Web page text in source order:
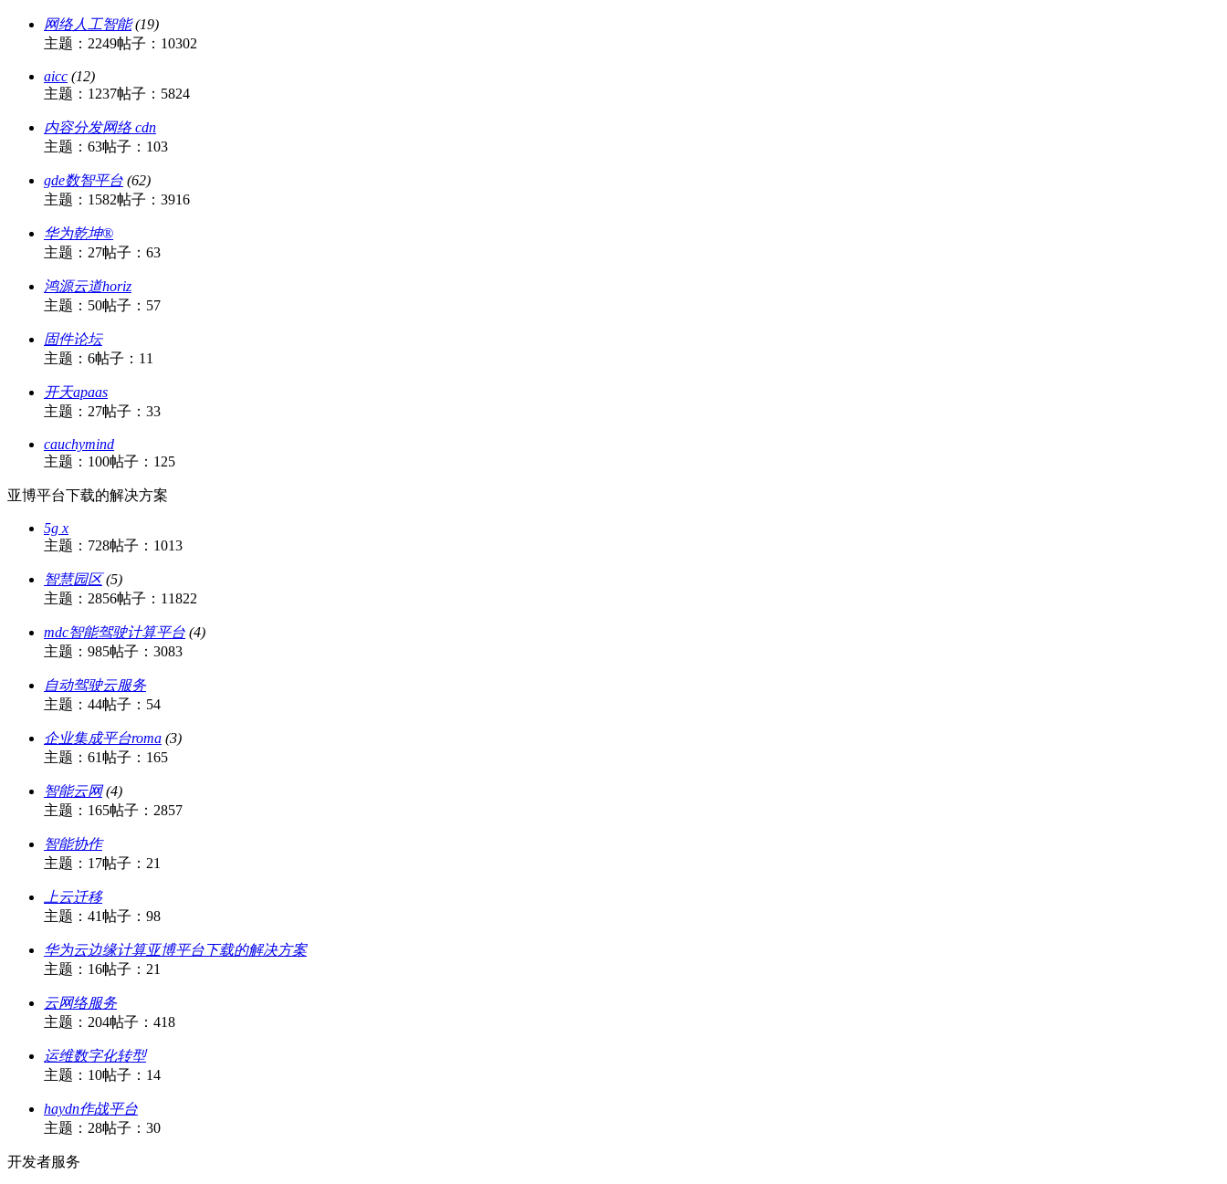
网络人工智能 (19)
主题：2249帖子：10302
aicc (12)
主题：1237帖子：5824
内容分发网络 cdn
主题：63帖子：103
gde数智平台 (62)
主题：1582帖子：3916
华为乾坤®
主题：27帖子：63
鸿源云道horiz
主题：50帖子：57
固件论坛
主题：6帖子：11
开天apaas
主题：27帖子：33
cauchymind
主题：100帖子：125
亚博平台下载的解决方案
5g x
主题：728帖子：1013
智慧园区 (5)
主题：2856帖子：11822
mdc智能驾驶计算平台 (4)
主题：985帖子：3083
自动驾驶云服务
主题：44帖子：54
企业集成平台roma (3)
主题：61帖子：165
智能云网 (4)
主题：165帖子：2857
智能协作
主题：17帖子：21
上云迁移
主题：41帖子：98
华为云边缘计算亚博平台下载的解决方案
主题：16帖子：21
云网络服务
主题：204帖子：418
运维数字化转型
主题：10帖子：14
haydn作战平台
主题：28帖子：30
开发者服务